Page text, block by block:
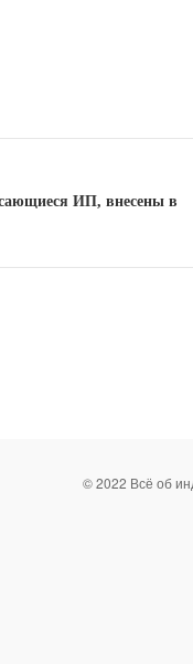
ИП, внесены в
© 2022 Всё об